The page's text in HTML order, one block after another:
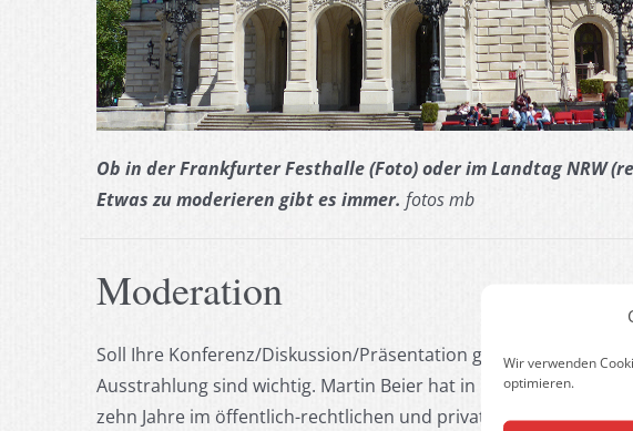
Wir verwenden
optimieren.
Ob in der Frankfurter Festhalle (Foto) oder im Landtag NRW
Etwas zu moderieren gibt es immer. fotos mb
Moderation
Soll Ihre Konferenz/Diskussion/Präsentation gelingen, hilft ein
Ausstrahlung sind wichtig. Martin Beier hat in Hunderten
zehn Jahre im öffentlich-rechtlichen und privaten Rundfunk